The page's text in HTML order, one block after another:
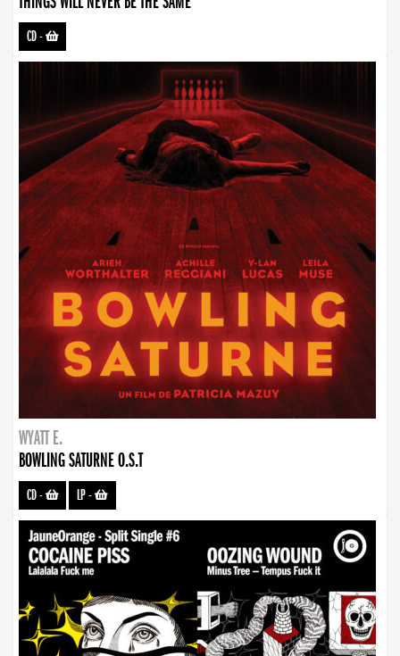
CD-
WYATT E.
BOWLING SATURNE O.S.T
CD- LP-